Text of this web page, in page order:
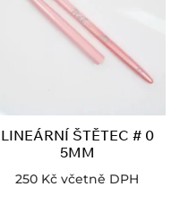
LINEÁRNÍ ŠTĚTEC # 0
5MM
250 Kč včetně DPH